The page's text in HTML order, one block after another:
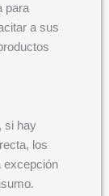
para
a sus
si hay
los
excepción